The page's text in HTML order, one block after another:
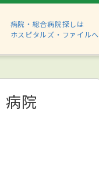
病院・総合病院探しは
ホスピタルズ・ファイルへ
病院